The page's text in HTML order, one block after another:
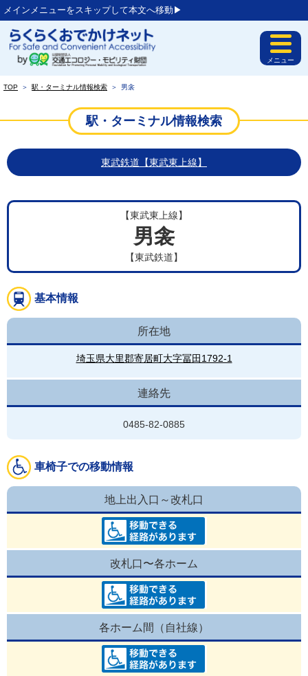
メインメニューをスキップして本文へ移動▶︎
メニュー
TOP ＞ 駅・ターミナル情報検索 ＞ 男衾
駅・ターミナル情報検索
東武鉄道【東武東上線】
【東武東上線】
男衾
【東武鉄道】
基本情報
所在地
埼玉県大里郡寄居町大字冨田1792-1
連絡先
0485-82-0885
車椅子での移動情報
地上出入口～改札口
改札口〜各ホーム
各ホーム間（自社線）